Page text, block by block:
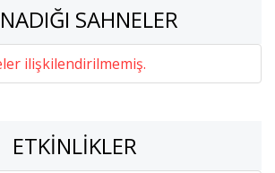
SAHNELER
ilişkilendirilmemiş.
ETKINLIKLER